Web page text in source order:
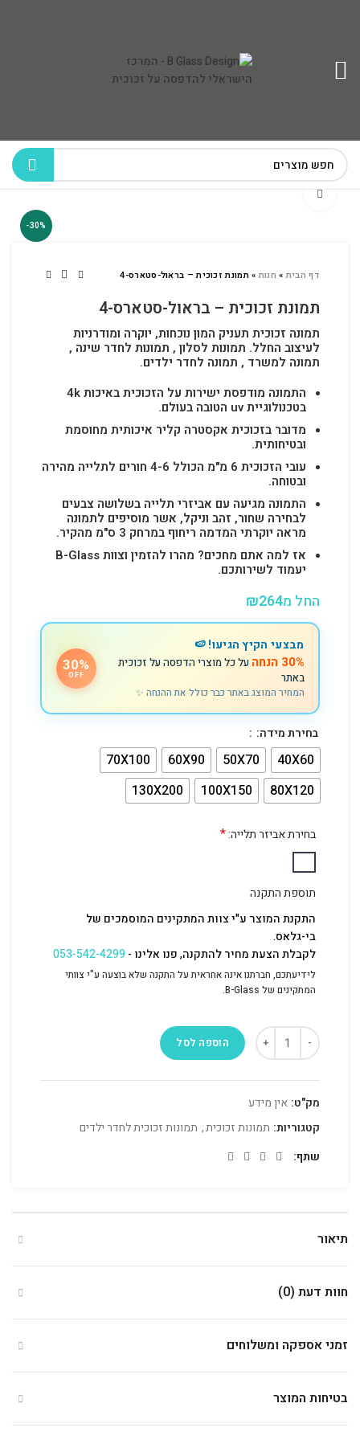
-30%
לחץ להגדלה
דף הבית» חנות»תמונת זכוכית – בראול-סטארס-4
תמונת זכוכית – בראול-סטארס-4
תמונה זכוכית תעניק המון נוכחות, יוקרה ומודרניות
לעיצוב החלל. תמונות לסלון , תמונות לחדר שינה ,
תמונה למשרד , תמונה לחדר ילדים.
התמונה מודפסת ישירות על הזכוכית באיכות 4k
בטכנולוגיית uv הטובה בעולם.
מדובר בזכוכית אקסטרה קליר איכותית מחוסמת
ובטיחותית.
עובי הזכוכית 6 מ"מ הכולל 4-6 חורים לתלייה מהירה
ובטוחה.
התמונה מגיעה עם אביזרי תלייה בשלושה צבעים
לבחירה שחור, זהב וניקל, אשר מוסיפים לתמונה
מראה יוקרתי המדמה ריחוף במרחק 3 ס"מ מהקיר.
אז למה אתם מחכים? מהרו להזמין וצוות B-Glass
יעמוד לשירותכם.
החל מ ₪264
מבצעי הקיץ הגיעו! 🍉
30% הנחה
על כל מוצרי הדפסה על זכוכית
באתר
המחיר המוצג באתר כבר כולל את ההנחה ✨
30%
OFF
בחירת מידה:
40X60
50X70
60X90
70X100
80X120
100X150
130X200
בחירת אביזר תלייה:*
תוספת התקנה
התקנת המוצר ע"י צוות המתקינים המוסמכים של
בי-גלאס.
לקבלת הצעת מחיר להתקנה, פנו אלינו -053-542-4299
לידיעתכם, חברתנו אינה אחראית על התקנה שלא בוצעה ע"י צוותי
המתקינים של B-Glass.
הוספה לסל
מק"ט: אין מידע
קטגוריות: תמונות זכוכית, תמונות זכוכית לחדר ילדים
שתף
תיאור
חוות דעת (0)
זמני אספקה ומשלוחים
בטיחות המוצר